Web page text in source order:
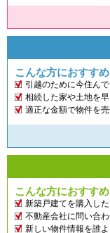
こんな方におすすめ
引越のために今住ん
相続した家や土地を早
適正な金額で物件を売
こんな方におすすめ
新築戸建てを購入した
不動産会社に問い合
新しい物件情報を誰